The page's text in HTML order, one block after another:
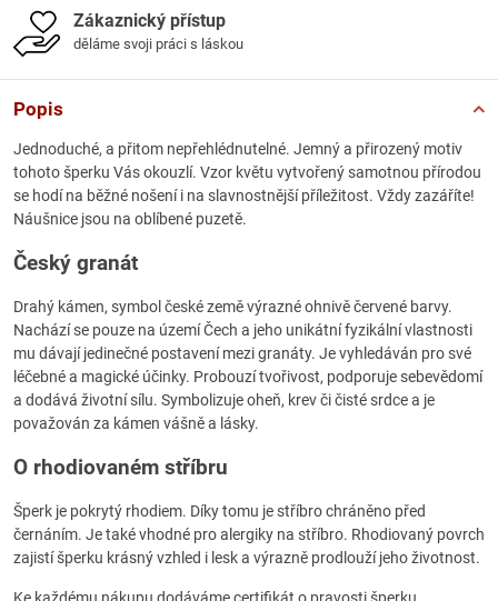
Zákaznický přístup
děláme svoji práci s láskou
Popis
Jednoduché, a přitom nepřehlédnutelné. Jemný a přirozený motiv
tohoto šperku Vás okouzlí. Vzor květu vytvořený samotnou přírodou
se hodí na běžné nošení i na slavnostnější příležitost. Vždy zazáříte!
Náušnice jsou na oblíbené puzetě.
Český granát
Drahý kámen, symbol české země výrazné ohnivě červené barvy.
Nachází se pouze na území Čech a jeho unikátní fyzikální vlastnosti
mu dávají jedinečné postavení mezi granáty. Je vyhledáván pro své
léčebné a magické účinky. Probouzí tvořivost, podporuje sebevědomí
a dodává životní sílu. Symbolizuje oheň, krev či čisté srdce a je
považován za kámen vášně a lásky.
O rhodiovaném stříbru
Šperk je pokrytý rhodiem. Díky tomu je stříbro chráněno před
černáním. Je také vhodné pro alergiky na stříbro. Rhodiovaný povrch
zajistí šperku krásný vzhled i lesk a výrazně prodlouží jeho životnost.